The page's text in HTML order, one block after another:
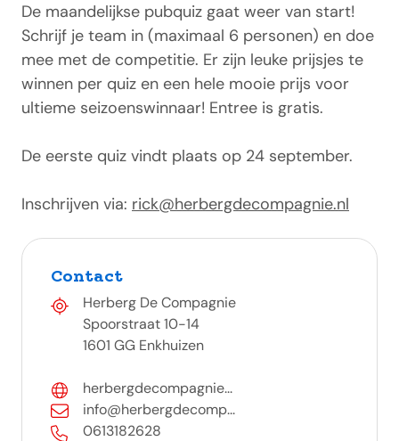
De maandelijkse pubquiz gaat weer van start!
Schrijf je team in (maximaal 6 personen) en doe
mee met de competitie. Er zijn leuke prijsjes te
winnen per quiz en een hele mooie prijs voor
ultieme seizoenswinnaar! Entree is gratis.
De eerste quiz vindt plaats op 24 september.
Inschrijven via: rick@herbergdecompagnie.nl
Contact
Herberg De Compagnie
Spoorstraat 10-14
1601 GG Enkhuizen
herbergdecompagnie...
info@herbergdecomp...
0613182628